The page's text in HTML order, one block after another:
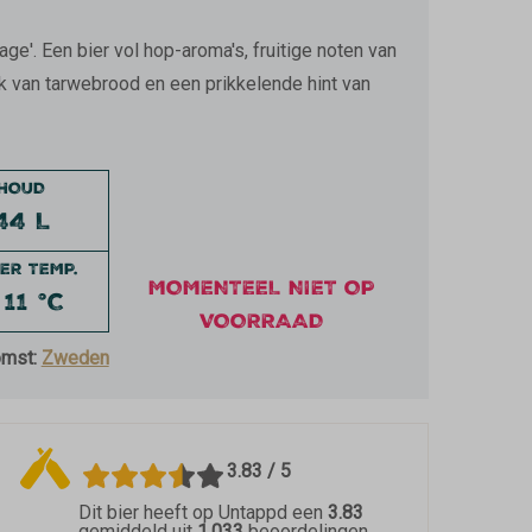
Een bier vol hop-aroma's, fruitige noten van
tarwebrood en een prikkelende hint van
L
TEMP.
°C
Zweden
MOMENTEEL NIET OP
VOORRAAD
3.83 / 5
Dit bier heeft op Untappd een 3.83